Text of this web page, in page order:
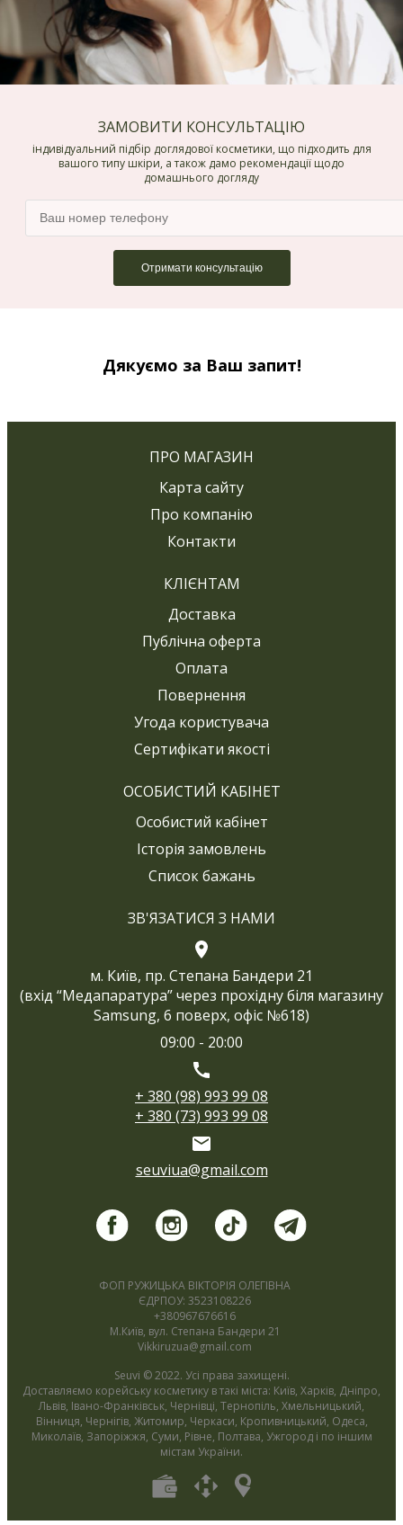
ЗАМОВИТИ КОНСУЛЬТАЦІЮ
індивідуальний підбір доглядової косметики, що підходить для
вашого типу шкіри, а також дамо рекомендації щодо
домашнього догляду
Дякуємо за Ваш запит!
ПРО МАГАЗИН
Карта сайту
Про компанію
Контакти
КЛІЄНТАМ
Доставка
Публічна оферта
Оплата
Повернення
Угода користувача
Сертифікати якості
ОСОБИСТИЙ КАБІНЕТ
Особистий кабінет
Історія замовлень
Список бажань
ЗВ'ЯЗАТИСЯ З НАМИ
м. Київ, пр. Степана Бандери 21
(вхід “Медапаратура” через прохідну біля магазину
Samsung, 6 поверх, офіс №618)
09:00 - 20:00
+ 380 (98) 993 99 08
+ 380 (73) 993 99 08
seuviua@gmail.com
ФОП РУЖИЦЬКА ВІКТОРІЯ ОЛЕГІВНА
ЄДРПОУ: 3523108226
+380967676616
М.Київ, вул. Степана Бандери 21
Vikkiruzua@gmail.com
Seuvi © 2022. Усі права захищені.
Доставляємо корейську косметику в такі міста: Київ, Харків, Дніпро,
Львів, Івано-Франківськ, Чернівці, Тернопіль, Хмельницький,
Вінниця, Чернігів, Житомир, Черкаси, Кропивницький, Одеса,
Миколаїв, Запоріжжя, Суми, Рівне, Полтава, Ужгород і по іншим
містам України.